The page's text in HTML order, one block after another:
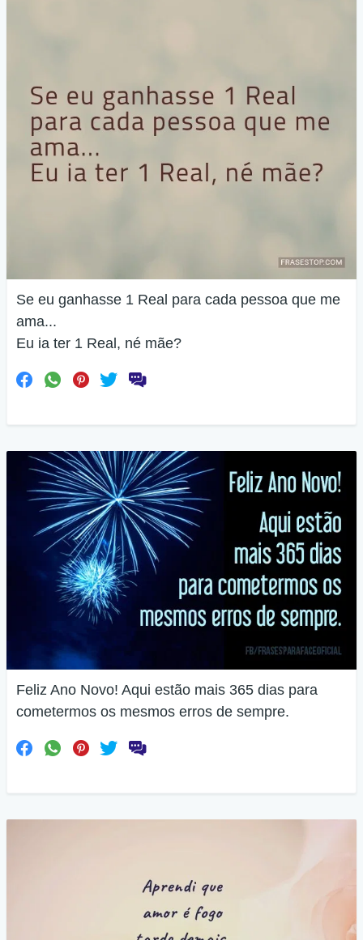
Se eu ganhasse 1 Real para cada pessoa que me
ama...
Eu ia ter 1 Real, né mãe?
Feliz Ano Novo! Aqui estão mais 365 dias para
cometermos os mesmos erros de sempre.